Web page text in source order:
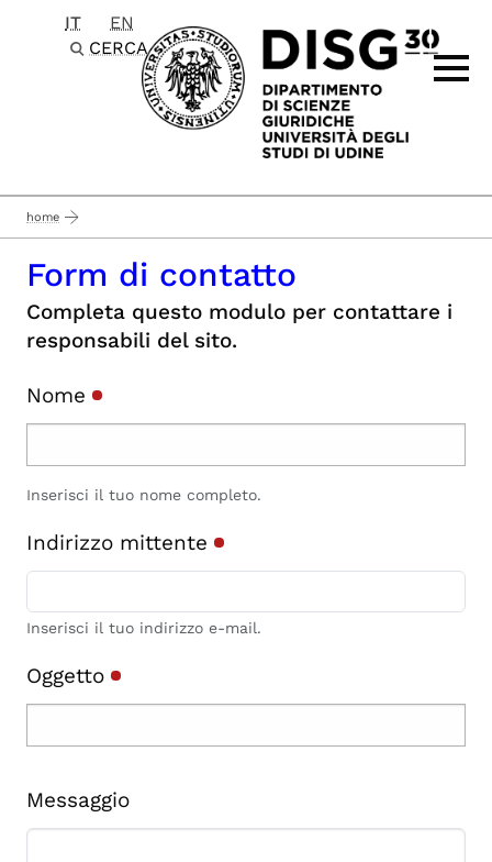
Passa al contenuto principale
IT
EN
CERCA
home
Form di contatto
Completa questo modulo per contattare i
responsabili del sito.
Nome
Inserisci il tuo nome completo.
Indirizzo mittente
Inserisci il tuo indirizzo e-mail.
Oggetto
Messaggio